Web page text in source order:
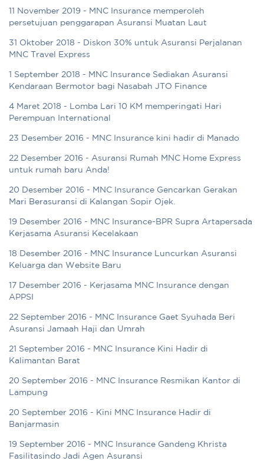
11 November 2019 - MNC Insurance memperoleh
persetujuan penggarapan Asuransi Muatan Laut
31 Oktober 2018 - Diskon 30% untuk Asuransi Perjalanan
MNC Travel Express
1 September 2018 - MNC Insurance Sediakan Asuransi
Kendaraan Bermotor bagi Nasabah JTO Finance
4 Maret 2018 - Lomba Lari 10 KM memperingati Hari
Perempuan International
23 Desember 2016 - MNC Insurance kini hadir di Manado
22 Desember 2016 - Asuransi Rumah MNC Home Express
untuk rumah baru Anda!
20 Desember 2016 - MNC Insurance Gencarkan Gerakan
Mari Berasuransi di Kalangan Sopir Ojek.
19 Desember 2016 - MNC Insurance-BPR Supra Artapersada
Kerjasama Asuransi Kecelakaan
18 Desember 2016 - MNC Insurance Luncurkan Asuransi
Keluarga dan Website Baru
17 Desember 2016 - Kerjasama MNC Insurance dengan
APPSI
22 September 2016 - MNC Insurance Gaet Syuhada Beri
Asuransi Jamaah Haji dan Umrah
21 September 2016 - MNC Insurance Kini Hadir di
Kalimantan Barat
20 September 2016 - MNC Insurance Resmikan Kantor di
Lampung
20 September 2016 - Kini MNC Insurance Hadir di
Banjarmasin
19 September 2016 - MNC Insurance Gandeng Khrista
Fasilitasindo Jadi Agen Asuransi